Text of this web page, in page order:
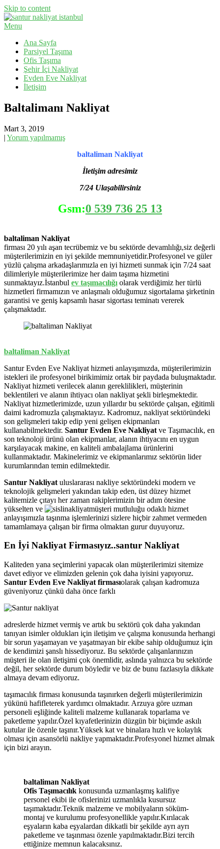
Skip to content
Santur Nakliyat
Menu
Ana Sayfa
Parsiyel Taşıma
Ofis Taşıma
Şehir İçi Nakliyat
Evden Eve Nakliyat
İletişim
Baltalimanı Nakliyat
Mart 3, 2019
| Yorum yapılmamış
baltaliman Nakliyat
İletişim adresimiz
7/24 Ulaşabilirsiniz
Gsm:0 539 736 25 13
baltaliman Nakliyat
firması 20 yılı aşan tecrübemiz ve bu sektörde devamlılığı,siz değerli
müşterilerimizin en iyi şekilde memnuniyetidir.Profesyonel ve güler
yüzlü çalışma arkadaşlarımızla en iyi hizmeti sunmak için 7/24 saat
dilimleriyle müşterilerimize her daim taşıma hizmetini
sunmaktayız.İstanbul ev taşımacılığı olarak verdiğimiz her türlü
hizmetleri firmamızın ve anlaşmalı olduğumuz sigortalama şirketinin
garantisi ve geniş kapsamlı hasar sigortası teminatı vererek
çalışmaktadır.
baltaliman Nakliyat
Santur Evden Eve Nakliyat hizmeti anlayışımızda, müşterilerimizin
istekleri ile profesyonel birikimimiz ortak bir paydada buluşmaktadır.
Nakliyat hizmeti verilecek alanın gereklilikleri, müşterinin
beklentileri ve alanın ihtiyacı olan nakliyat şekli birleşmektedir.
Nakliyat hizmetlerimizde, uzun yıllardır bu sektörde çalışan, eğitimli
daimi kadromuzla çalışmaktayız. Kadromuz, nakliyat sektöründeki
son gelişmeleri takip edip yeni gelişen ekipmanları
kullanabilmektedir. Santur Evden Eve Nakliyat ve Taşımacılık, en
son teknoloji ürünü olan ekipmanlar, alanın ihtiyacını en uygun
karşılayacak makine, en kaliteli ambalajlama ürünlerini
kullanmaktadır. Makinelerimiz ve ekipmanlarımız sektörün lider
kurumlarından temin edilmektedir.
Santur Nakliyat uluslararası nakliye sektöründeki modern ve
teknolojik gelişmeleri yakından takip eden, üst düzey hizmet
kalitemizle çıtayı her zaman rakiplerimizin bir adım ötesine
yükselten ve
müşteri mutluluğu odaklı hizmet
anlayışımızla taşınma işlemlerinizi sizlere hiçbir zahmet vermeden
tamamlamaya çalışan bir firma olmaktan gurur duyuyoruz.
En İyi Nakliyat Firmasıyız..santur Nakliyat
Kaliteden yana seçimlerini yapacak olan müşterilerimizi sitemize
davet ediyor ve elimizden gelenin çok daha iyisini yapıyoruz.
Santur Evden Eve Nakliyat firmasıolarak çalışan kadromuza
güveniyoruz çünkü daha önce farklı
adreslerde hizmet vermiş ve artık bu sektörü çok daha yakından
tanıyan isimler oldukları için iletişim ve çalışma konusunda herhangi
bir sorun yaşamayan ve yaşatmayan bir ekibe sahip olduğumuz için
de kendimizi şanslı hissediyoruz. Bu sektörde çalışanlarınızın
müşteri ile olan iletişimi çok önemlidir, aslında yalnızca bu sektörde
değil, her sektörde durum böyledir ve biz de bunu fazlasıyla dikkate
almaya devam ediyoruz.
taşımacılık firması konusunda taşınırken değerli müşterilerimizin
yükünü hafifleterek yardımcı olmaktadır. Arzuya göre uzman
personeli eşliğinde kaliteli malzeme kullanarak toparlama ve
paketleme yapılır.Özel kıyafetlerinizin düzgün bir biçimde askılı
kutular ile özenle taşınır.Yüksek kat ve binalara hızlı ve kolaylık
olması için asansörlü nakliye yapmaktadır.Profesyonel hizmet almak
için bizi arayın.
baltaliman Nakliyat
Ofis Taşımacılık konusunda uzmanlaşmış kalifiye
personel ekibi ile ofislerinizi uzmanlıkla kusursuz
taşımaktadır.Teknik malzeme ve mobilyaların söküm-
montaj ve kurulumu profesyonellikle yapılır.Kırılacak
eşyaların kaba eşyalardan dikkatli bir şekilde ayrı ayrı
paketleme ve taşınması özenle yapılmaktadır.Bizi tercih
ettiğinize memnun kalacaksınız.